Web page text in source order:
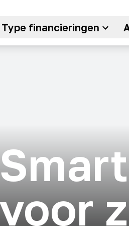
Type financieringen